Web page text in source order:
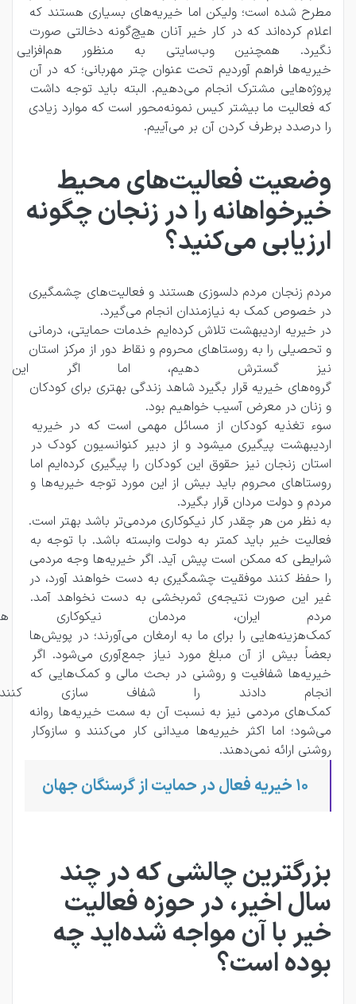
مطرح شده است؛ ولیکن اما خیریه‌های بسیاری هستند که
اعلام کرده‌اند که در کار خیر آنان هیچ‌گونه دخالتی صورت
نگیرد. همچنین وب‌سایتی
خیریه‌ها فراهم آوردیم تحت عنوان چتر مهربانی؛ که در آن
پروژه‌هایی مشترک انجام می‌دهیم. البته باید توجه داشت
که فعالیت ما بیشتر کیس نمونه‌محور است که موارد زیادی
را درصدد برطرف کردن آن بر می‌آییم.
وضعیت فعالیت‌های محیط
خیرخواهانه را در زنجان چگونه
ارزیابی می‌کنید؟
مردم زنجان مردم دلسوزی هستند و فعالیت‌های چشمگیری
در خصوص کمک به نیازمندان انجام می‌‌گیرد.
در خیریه اردیبهشت تلاش کرده‌ایم خدمات حمایتی، درمانی
و تحصیلی را به روستاهای محروم و نقاط دور از مرکز استان
نیز گسترش دهیم، اما اگر
گروه‌های خیریه قرار بگیرد شاهد زندگی بهتری برای کودکان
و زنان در معرض آسیب خواهیم بود.
سوء تغذیه کودکان از مسائل مهمی است که در خیریه
اردیبهشت پیگیری میشود و از دبیر کنوانسیون کودک در
استان زنجان نیز حقوق این کودکان را پیگیری کرده‌ایم اما
روستاهای محروم باید بیش از این مورد توجه خیریه‌ها و
مردم و دولت مردان قرار بگیرد.
به نظر من هر چقدر کار نیکوکاری مردمی‌تر باشد بهتر است.
فعالیت خیر باید کمتر به دولت وابسته باشد. با توجه به
شرایطی که ممکن است پیش آید. اگر خیریه‌ها وجه مردمی
را حفظ کنند موفقیت چشمگیری به دست خواهند آورد، در
غیر این صورت نتیجه‌ی ثمربخشی به دست نخواهد آمد.
مردم ایران، مردمان
کمک‌هزینه‌هایی را برای ما به ارمغان می‌آورند؛ در پویش‌ها
بعضاً بیش از آن مبلغ مورد نیاز جمع‌آوری می‌شود. اگر
خیریه‌ها شفافیت و روشنی در بحث مالی و کمک‌هایی که
انجام‌ دادند را شفاف سازی
کمک‌های مردمی نیز به نسبت آن به سمت خیریه‌ها روانه
می‌شود؛ اما اکثر خیریه‌ها میدانی کار می‌کنند و سازوکار
روشنی ارائه نمی‌دهند.
10 خیریه فعال در حمایت از گرسنگان جهان
بزرگترین چالشی که در چند
سال اخیر، در حوزه فعالیت
خیر با آن مواجه شده‌اید چه
بوده است؟